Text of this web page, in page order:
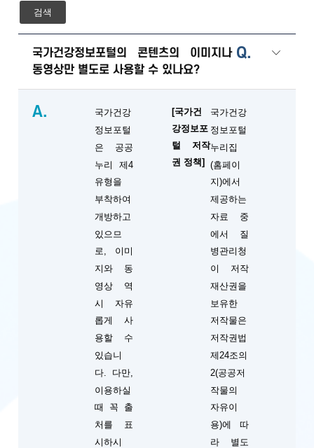
검색
Q.
국가건강정보포털의 콘텐츠의 이미지나
동영상만 별도로 사용할 수 있나요?
A.
국가건강
정보포털
은 공공
누리 제4
유형을
부착하여
개방하고
있으므
로, 이미
지와 동
영상 역
시 자유
롭게 사
용할 수
있습니
다. 다만,
이용하실
때 꼭 출
처를 표
시하시
[국가건
강정보포
털 저작
권 정책]
국가건강
정보포털
누리집
(홈페이
지)에서
제공하는
자료 중
에서 질
병관리청
이 저작
재산권을
보유한
저작물은
저작권법
제24조의
2(공공저
작물의
자유이
용)에 따
라 별도